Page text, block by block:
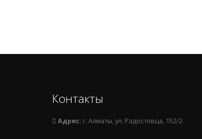
Контакты
Адрес: г. Алматы, ул. Радостовца, 152/2